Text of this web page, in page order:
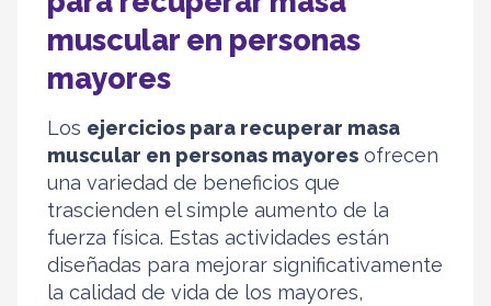
muscular en personas
mayores
Los ejercicios para recuperar masa
muscular en personas mayores ofrecen
una variedad de beneficios que
trascienden el simple aumento de la
fuerza física. Estas actividades están
diseñadas para mejorar significativamente
la calidad de vida de los mayores,